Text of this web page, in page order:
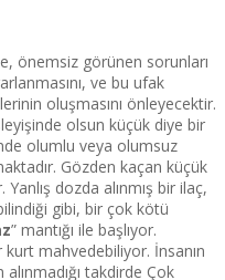
önemsiz görünen sorunları
ve bu ufak
oluşmasını önleyecektir.
olsun küçük diye bir
olumlu veya olumsuz
Gözden kaçan küçük
dozda alınmış bir ilaç,
gibi, bir çok kötü
” mantığı ile başlıyor.
mahvedebiliyor. İnsanın
takdirde Çok